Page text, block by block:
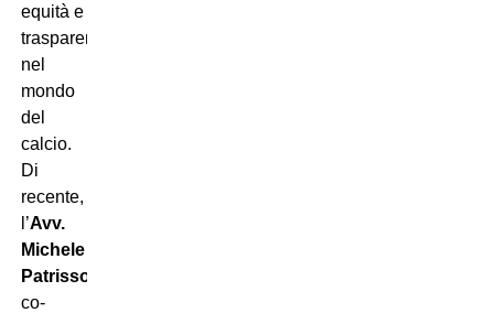
equità e
trasparenza
nel
mondo
del
calcio.
Di
recente,
l’Avv.
Michele
Patrisso
co-